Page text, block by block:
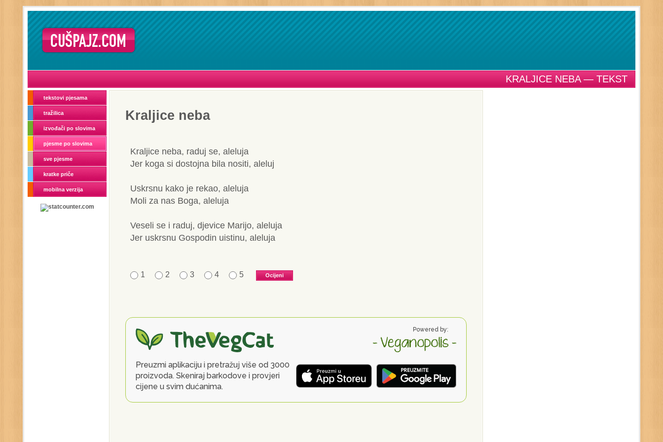
KRALJICE NEBA — TEKST
tekstovi pjesama
tražilica
izvođači po slovima
pjesme po slovima
sve pjesme
kratke priče
mobilna verzija
Kraljice neba
Kraljice neba, raduj se, aleluja
Jer koga si dostojna bila nositi, aleluj
Uskrsnu kako je rekao, aleluja
Moli za nas Boga, aleluja
Veseli se i raduj, djevice Marijo, aleluja
Jer uskrsnu Gospodin uistinu, aleluja
1 2 3 4 5